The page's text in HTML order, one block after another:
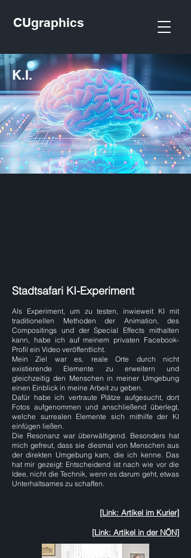
CUgraphics
K.I.
Stadtsafari KI-Experiment
Als Experiment, um zu testen, inwieweit KI mit
traditionellen Methoden der Animation, des
Compositings und der Special Effects mithalten
kann, habe ich auf meinem privaten Facebook-
Profil ein Video veröffentlicht.
Mein Ziel war es, reale Orte durch nicht
existierende Elemente zu erweitern und
gleichzeitig den Menschen in meiner Umgebung
einen Einblick in meine Arbeit zu geben.
Dafür habe ich vertraute Plätze aufgesucht, dort
Fotos aufgenommen und anschließend überlegt,
welche surrealen Elemente sich mithilfe der KI
einfügen ließen.
Die Resonanz war überwältigend. Besonders hat
mich gefreut, dass sie diesmal von Menschen aus
der direkten Umgebung kam, die ich kenne. Das
hat mir gezeigt: Entscheidend ist nach wie vor die
Idee, nicht die Technik, wenn es darum geht, etwas
Unterhaltsames zu schaffen.
[Link: Artikel im Kurier]
[Link: Artikel in der NÖN]